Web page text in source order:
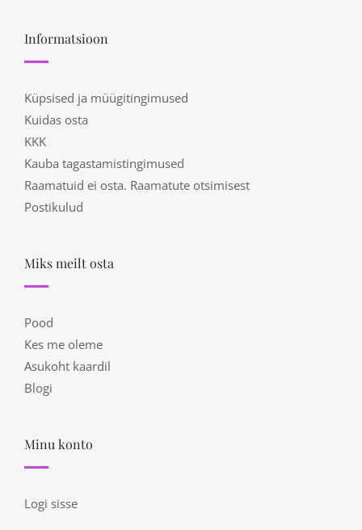
Informatsioon
Küpsised ja müügitingimused
Kuidas osta
KKK
Kauba tagastamistingimused
Raamatuid ei osta. Raamatute otsimisest
Postikulud
Miks meilt osta
Pood
Kes me oleme
Asukoht kaardil
Blogi
Minu konto
Logi sisse